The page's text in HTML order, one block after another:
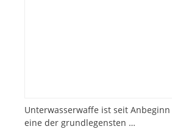
Unterwasserwaffe ist seit
eine der grundlegensten …